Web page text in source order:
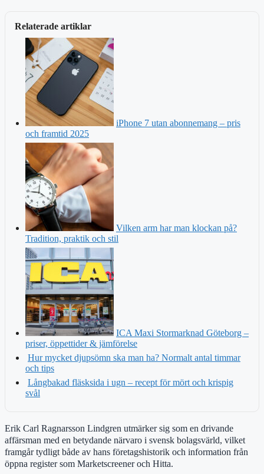
Relaterade artiklar
iPhone 7 utan abonnemang – pris
och framtid 2025
Vilken arm har man klockan på?
Tradition, praktik och stil
ICA Maxi Stormarknad Göteborg –
priser, öppettider & jämförelse
Hur mycket djupsömn ska man ha? Normalt antal timmar
och tips
Långbakad fläsksida i ugn – recept för mört och krispig
svål
Erik Carl Ragnarsson Lindgren utmärker sig som en drivande
affärsman med en betydande närvaro i svensk bolagsvärld, vilket
framgår tydligt både av hans företagshistorik och information från
öppna register som Marketscreener och Hitta.